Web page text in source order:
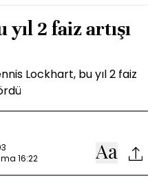
2 faiz artışı
Lockhart, bu yıl 2 faiz
16:22